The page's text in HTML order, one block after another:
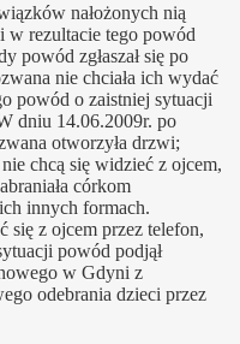
nałożonych nią
w rezultacie tego powód
powód zgłaszał się po
nie chciała ich wydać
powód o zaistniej sytuacji
dniu 14.06.2009r. po
otworzyła drzwi;
chcą się widzieć z ojcem,
córkom
innych formach.
się z ojcem przez telefon,
powód podjął
w Gdyni z
odebrania dzieci przez